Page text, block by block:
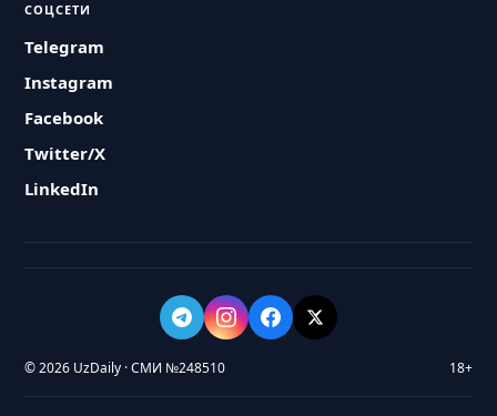
СОЦСЕТИ
Telegram
Instagram
Facebook
Twitter/X
LinkedIn
© 2026 UzDaily · СМИ №248510 18+